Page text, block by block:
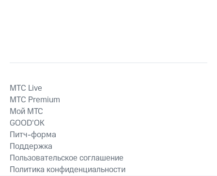
MTС Live
MTС Premium
Мой МТС
GOOD’OK
Питч-форма
Поддержка
Пользовательское соглашение
Политика конфиденциальности